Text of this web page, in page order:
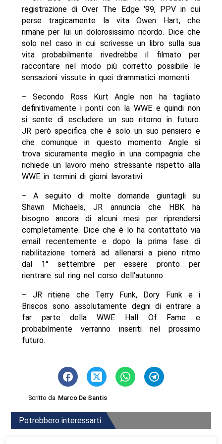
registrazione di Over The Edge '99, PPV in cui
perse tragicamente la vita Owen Hart, che
rimane per lui un dolorosissimo ricordo. Dice che
solo nel caso in cui scrivesse un libro sulla sua
vita probabilmente rivedrebbe il filmato per
raccontare nel modo più corretto possibile le
sensazioni vissute in quei drammatici momenti.
– Secondo Ross Kurt Angle non ha tagliato
definitivamente i ponti con la WWE e quindi non
si sente di escludere un suo ritorno in futuro.
JR però specifica che è solo un suo pensiero e
che comunque in questo momento Angle si
trova sicuramente meglio in una compagnia che
richiede un lavoro meno stressante rispetto alla
WWE in termini di giorni lavorativi.
– A seguito di molte domande giuntagli su
Shawn Michaels, JR annuncia che HBK ha
bisogno ancora di alcuni mesi per riprendersi
completamente. Dice che è lo ha contattato via
email recentemente e dopo la prima fase di
riabilitazione tornerà ad allenarsi a pieno ritmo
dal 1° settembre per essere pronto per
rientrare sul ring nel corso dell'autunno.
– JR ritiene che Terry Funk, Dory Funk e i
Briscos sono assolutamente degni di entrare a
far parte della WWE Hall Of Fame e
probabilmente verranno inseriti nel prossimo
futuro.
Scritto da Marco De Santis
Potrebbero interessarti